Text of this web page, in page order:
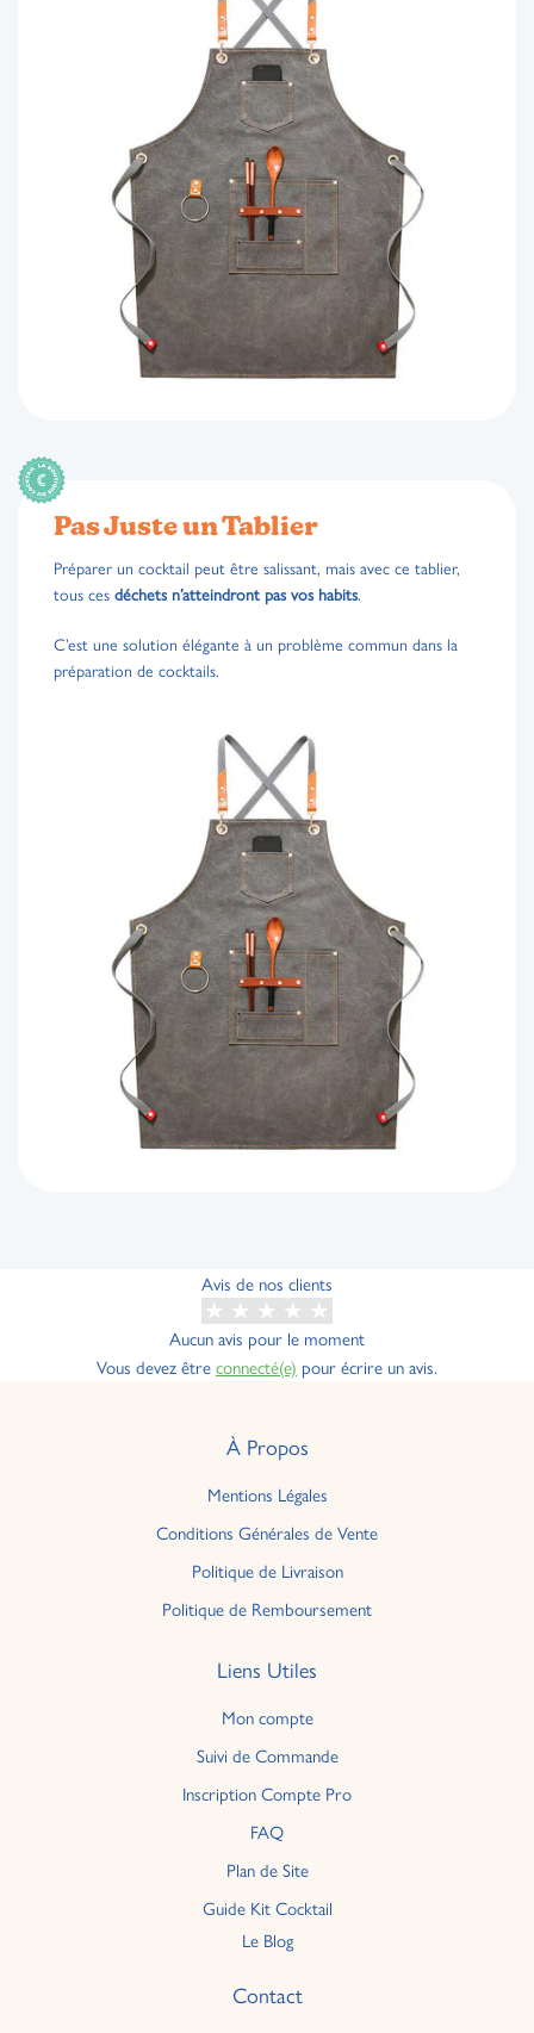
Pas Juste un Tablier
Préparer un cocktail peut être salissant, mais avec ce tablier,
tous ces déchets n’atteindront pas vos habits.
C’est une solution élégante à un problème commun dans la
préparation de cocktails.
Avis de nos clients
Aucun avis pour le moment
Vous devez êtreconnecté(e) pour écrire un avis.
À Propos
Mentions Légales
Conditions Générales de Vente
Politique de Livraison
Politique de Remboursement
Liens Utiles
Mon compte
Suivi de Commande
Inscription Compte Pro
FAQ
Plan de Site
Guide Kit Cocktail
Le Blog
Contact